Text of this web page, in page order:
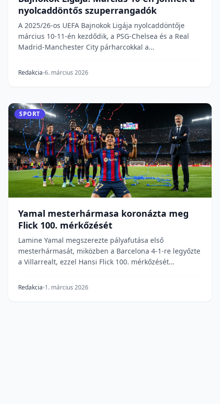
nyolcaddöntős szuperrangadók
A 2025/26-os UEFA Bajnokok Ligája nyolcaddöntője
március 10-11-én kezdődik, a PSG-Chelsea és a Real
Madrid-Manchester City párharcokkal a
Redakcia 6. március 2026
SPORT
Yamal mesterhármasa koronázta meg
Flick 100. mérkőzését
Lamine Yamal megszerezte pályafutása első
mesterhármasát, miközben a Barcelona 4-1-re legyőzte
a Villarrealt, ezzel Hansi Flick 100. mérkőzését
Redakcia 1. március 2026